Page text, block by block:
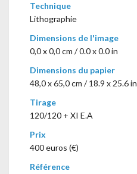
Technique
Lithographie
Dimensions de l'image
0,0 x 0,0 cm / 0.0 x 0.0 in
Dimensions du papier
48,0 x 65,0 cm / 18.9 x 25.6 in
Tirage
120/120 + XI E.A
Prix
400 euros (€)
Référence